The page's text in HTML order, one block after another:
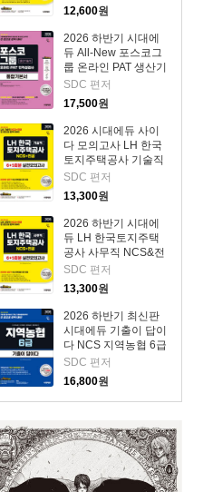
12,600원
2026 하반기 시대에
듀 All-New 포스코그
룹 온라인 PAT 생산기
술직 통합기본서
SDC 편저
17,500원
2026 시대에듀 사이
다 모의고사 LH 한국
토지주택공사 기술직
NCS+전공
SDC 편저
13,300원
2026 하반기 시대에
듀 LH 한국토지주택
공사 사무직 NCS&전
공 실전모의고사 6+5
회분
SDC 편저
13,300원
2026 하반기 최신판
시대에듀 기출이 답이
다 NCS 지역농협 6급
필기시험
SDC 편저
16,800원